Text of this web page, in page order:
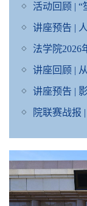
活动回顾 | “
讲座预告 |
法学院
讲座回顾 | 从
讲座预告 |
院联赛战报